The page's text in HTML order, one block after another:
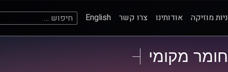
מוזיקה אודותינו צרו קשר English חיפוש:
חומר מקומי